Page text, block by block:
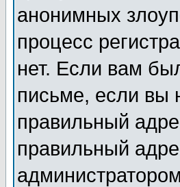
анонимных
процесс
нет. Если вам
письме, если вы
правильный
правильный